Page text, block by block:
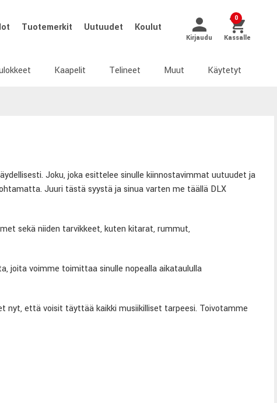
Tuotemerkit Uutuudet Koulut
Kirjaudu
0
Kassalle
Kaapelit Telineet Muut Käytetyt
Joku, joka esittelee sinulle kiinnostavimmat uutuudet ja
Juuri tästä syystä ja sinua varten me täällä DLX
sekä niiden tarvikkeet, kuten kitarat, rummut,
joita voimme toimittaa sinulle nopealla aikataululla
nyt, että voisit täyttää kaikki musiikilliset tarpeesi. Toivotamme